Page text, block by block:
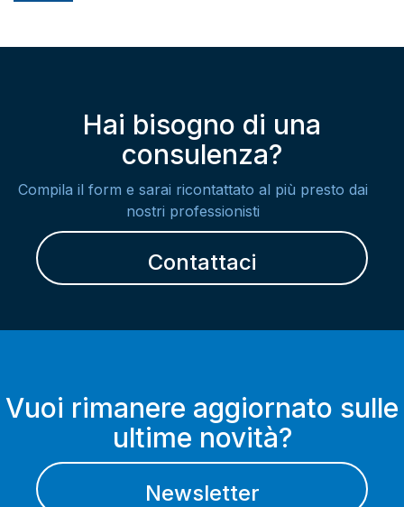
Hai bisogno di una
consulenza?
Compila il form e sarai ricontattato al più presto dai
nostri professionisti
Contattaci
Vuoi rimanere aggiornato sulle
ultime novità?
Newsletter